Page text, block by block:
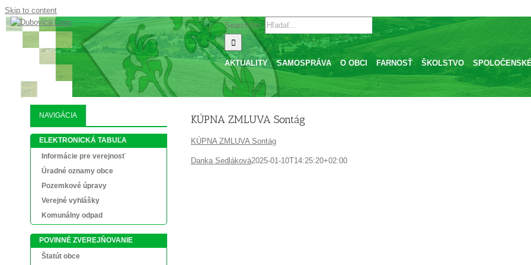
Skip to content
Search for:
AKTUALITY SAMOSPRÁVA O OBCI FARNOSŤ ŠKOLSTVO
KÚPNA ZMLUVA Sontág
KÚPNA ZMLUVA Sontág
Danka Sedláková2025-01-10T14:25:20+02:00
NAVIGÁCIA
ELEKTRONICKÁ TABUĽA
Informácie pre verejnosť
Úradné oznamy obce
Pozemkové úpravy
Verejné vyhlášky
Komunálny odpad
POVINNÉ ZVEREJŇOVANIE
Štatút obce